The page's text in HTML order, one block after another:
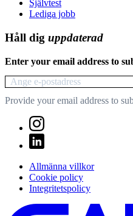
Självtest
Lediga jobb
Håll dig uppdaterad
Enter your email address to
Provide your email address to
Allmänna villkor
Cookie policy
Integritetspolicy